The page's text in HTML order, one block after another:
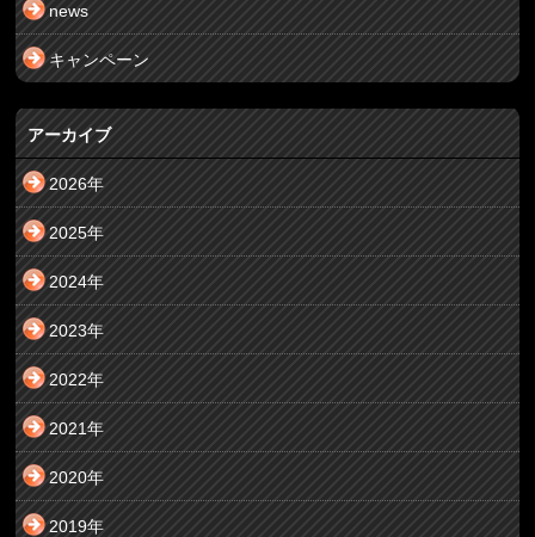
news
キャンペーン
アーカイブ
2026年
2025年
2024年
2023年
2022年
2021年
2020年
2019年